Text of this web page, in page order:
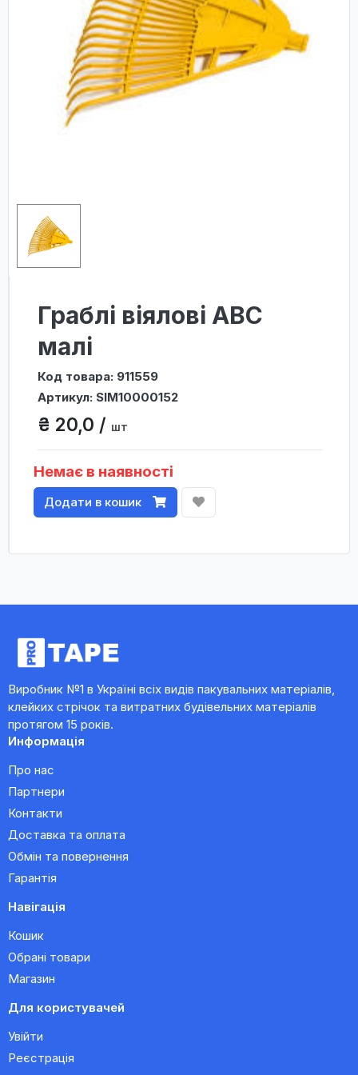
Граблі віялові АВС
малі
Код товара: 911559
Артикул: SIM10000152
₴ 20,0 / шт
Немає в наявності
Додати в кошик
Виробник №1 в Україні всіх видів пакувальних матеріалів,
клейких стрічок та витратних будівельних матеріалів
протягом 15 років.
Информація
Про нас
Партнери
Контакти
Доставка та оплата
Обмін та повернення
Гарантія
Навігація
Кошик
Обрані товари
Магазин
Для користувачей
Увійти
Реєстрація